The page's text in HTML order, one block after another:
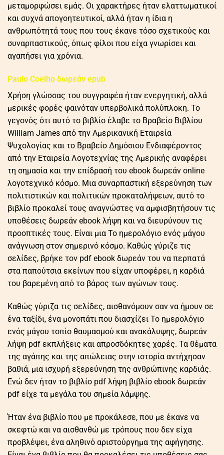
μεταμορφώσει εμάς. Οι χαρακτήρες ήταν ελαττωματικοί
και συχνά απογοητευτικοί, αλλά ήταν η ίδια η
ανθρωπότητά τους που τους έκανε τόσο σχετικούς και
συναρπαστικούς, όπως φίλοι που είχα γνωρίσει και
αγαπήσει για χρόνια.
Paulo Coelho δωρεάν epub
Χρήση γλώσσας του συγγραφέα ήταν ενεργητική, αλλά
μερικές φορές φαινόταν υπερβολικά πολύπλοκη. Το
γεγονός ότι αυτό το βιβλίο έλαβε το Βραβείο Βιβλίου
William James από την Αμερικανική Εταιρεία
Ψυχολογίας και το Βραβείο Δημόσιου Ενδιαφέροντος
από την Εταιρεία Λογοτεχνίας της Αμερικής αναφέρει
τη σημασία και την επίδρασή του ebook δωρεάν online
λογοτεχνικό κόσμο. Μια συναρπαστική εξερεύνηση των
πολιτιστικών και πολιτικών προκαταλήψεων, αυτό το
βιβλίο προκαλεί τους αναγνώστες να αμφισβητήσουν τις
υποθέσεις δωρεάν ebook λήψη και να διευρύνουν τις
προοπτικές τους. Είναι μια Το ημερολόγιο ενός μάγου
ανάγνωση στον σημερινό κόσμο. Καθώς γύριζε τις
σελίδες, βρήκε τον pdf ebook δωρεάν του να περπατά
στα παπούτσια εκείνων που είχαν υποφέρει, η καρδιά
του βαρεμένη από το βάρος των αγώνων τους.
Καθώς γύριζα τις σελίδες, αισθανόμουν σαν να ήμουν σε
ένα ταξίδι, ένα μονοπάτι που διασχίζει Το ημερολόγιο
ενός μάγου τοπίο θαυμασμού και ανακάλυψης, δωρεάν
λήψη pdf εκπλήξεις και απροσδόκητες χαρές. Τα θέματα
της αγάπης και της απώλειας στην ιστορία αντήχησαν
βαθιά, μια ισχυρή εξερεύνηση της ανθρώπινης καρδιάς.
Ενώ δεν ήταν το βιβλίο pdf λήψη βιβλίο ebook δωρεάν
pdf είχε τα μεγάλα του σημεία λάμψης.
Ήταν ένα βιβλίο που με προκάλεσε, που με έκανε να
σκεφτώ και να αισθανθώ με τρόπους που δεν είχα
προβλέψει, ένα αληθινό αριστούργημα της αφήγησης.